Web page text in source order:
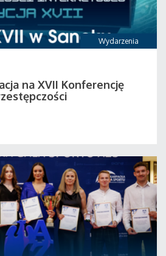
Wydarzenia
na XVII Konferencję